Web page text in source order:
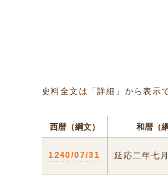
史料全文は「詳細」から表示
西暦（綱文） 和暦（
1240/07/31 延応二年七